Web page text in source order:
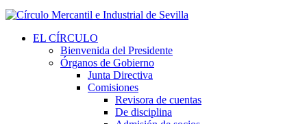
EL CÍRCULO
Bienvenida del Presidente
Órganos de Gobierno
Junta Directiva
Comisiones
Revisora de cuentas
De disciplina